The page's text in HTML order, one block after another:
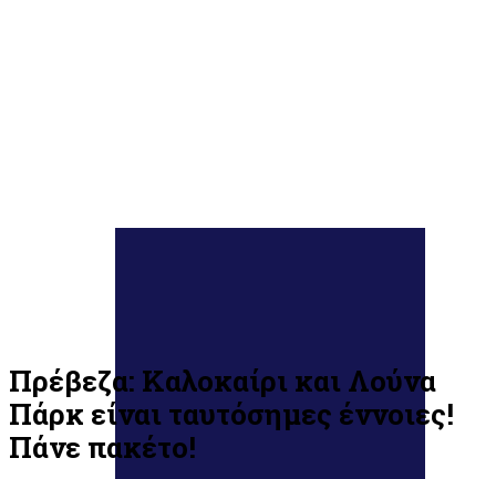
Πρέβεζα: Καλοκαίρι και Λούνα
Πάρκ είναι ταυτόσημες έννοιες!
Πάνε πακέτο!